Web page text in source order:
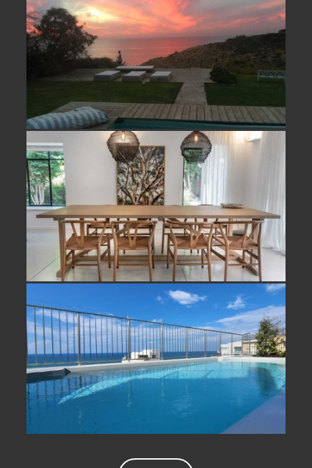
וילה למכירה קו ראשון לים בארסוף –
לא אקטואלי
למכירה וילה בחופית- נמכר!
פנטהאוז עם נוף מלא לים להשכרה ביפו
תל אביב